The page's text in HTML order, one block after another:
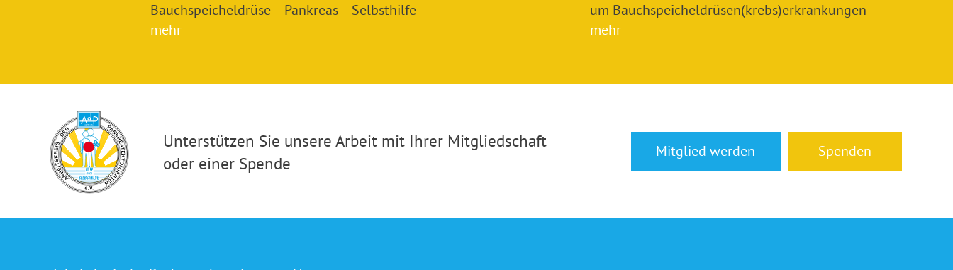
Bauchspeicheldrüse – Pankreas – Selbsthilfe
mehr
um Bauchspeicheldrüsen(krebs)erkrankungen
mehr
Unterstützen Sie unsere Arbeit mit Ihrer Mitgliedschaft
oder einer Spende
Mitglied werden Spenden